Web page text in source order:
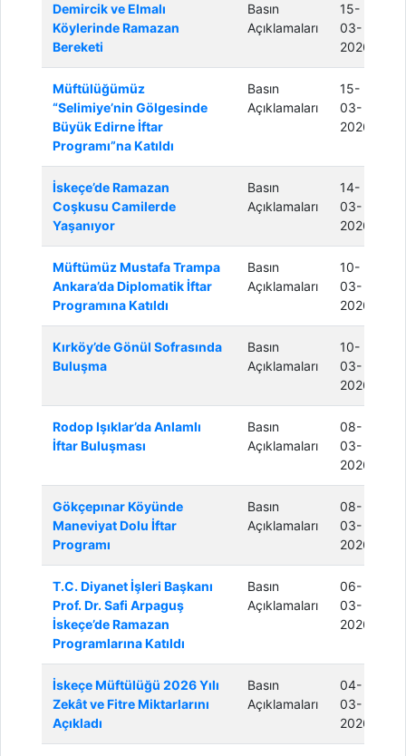
Demircik ve Elmalı
Köylerinde Ramazan
Bereketi
Basın
Açıklamaları
15-
03-
2026
Müftülüğümüz
“Selimiye’nin Gölgesinde
Büyük Edirne İftar
Programı”na Katıldı
Basın
Açıklamaları
15-
03-
2026
İskeçe’de Ramazan
Coşkusu Camilerde
Yaşanıyor
Basın
Açıklamaları
14-
03-
2026
Müftümüz Mustafa Trampa
Ankara’da Diplomatik İftar
Programına Katıldı
Basın
Açıklamaları
10-
03-
2026
Kırköy’de Gönül Sofrasında
Buluşma
Basın
Açıklamaları
10-
03-
2026
Rodop Işıklar’da Anlamlı
İftar Buluşması
Basın
Açıklamaları
08-
03-
2026
Gökçepınar Köyünde
Maneviyat Dolu İftar
Programı
Basın
Açıklamaları
08-
03-
2026
T.C. Diyanet İşleri Başkanı
Prof. Dr. Safi Arpaguş
İskeçe’de Ramazan
Programlarına Katıldı
Basın
Açıklamaları
06-
03-
2026
İskeçe Müftülüğü 2026 Yılı
Zekât ve Fitre Miktarlarını
Açıkladı
Basın
Açıklamaları
04-
03-
2026